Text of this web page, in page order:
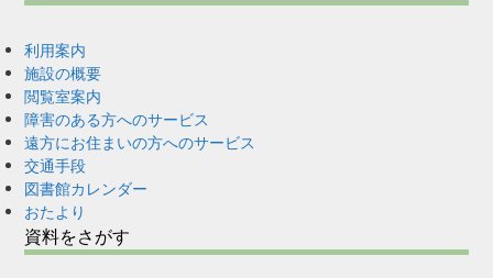
利用案内
施設の概要
閲覧室案内
障害のある方へのサービス
遠方にお住まいの方へのサービス
交通手段
図書館カレンダー
おたより
資料をさがす